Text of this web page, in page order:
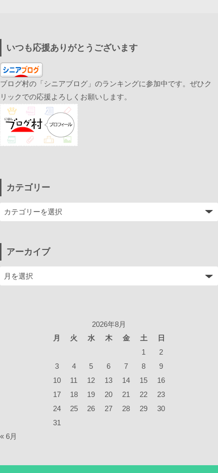
いつも応援ありがとうございます
ブログ村の「シニアブログ」のランキングに参加中です。ぜひク
リックでの応援よろしくお願いします。
カテゴリー
アーカイブ
2026年8月
月
火 水 木 金 土
日
1
2
3
4 5 6 7 8
9
10
11 12 13 14 15
16
17
18 19 20 21 22
23
24
25 26 27 28 29
30
31
« 6月